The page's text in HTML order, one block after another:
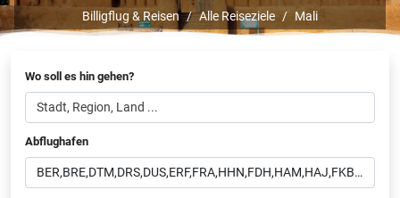
Billigflug & Reisen Alle Reiseziele Mali
Wo soll es hin gehen?
Abflughafen